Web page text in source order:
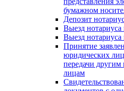
бумажном
Депозит
Выезд нотариуса
Выезд нотариуса
Принятие
юридических
передачи
лицам